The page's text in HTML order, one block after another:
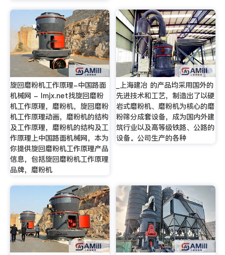
旋回磨粉机工作原理-中国路面
机械网 - lmjx.net找旋回磨粉
机工作原理，磨粉机，旋回磨粉
机工作原理动画，磨粉机的结构
及工作原理，磨粉机的结构及工
作原理上中国路面机械网，本为
你提供旋回磨粉机工作原理产品
信息，包括旋回磨粉机工作原理
品牌，磨粉机
_上海建冶 的产品均采用国外的
先进技术和工艺，制造出了以硬
岩式磨粉机、磨粉机为核心的磨
粉筛分成套设备，成为国内外建
筑行业以及高等级铁路、公路的
设备。公司生产的各种